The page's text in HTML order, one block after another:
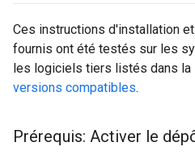
Ces instructions d'installation
fournis ont été testés sur les
les logiciels tiers listés dans la
versions compatibles.
Prérequis: Activer le